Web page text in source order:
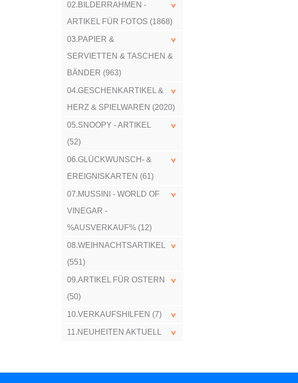
02.BILDERRAHMEN -
ARTIKEL FÜR FOTOS (1868)
03.PAPIER &
SERVIETTEN & TASCHEN &
BÄNDER (963)
04.GESCHENKARTIKEL &
HERZ & SPIELWAREN (2020)
05.SNOOPY - ARTIKEL
(52)
06.GLÜCKWUNSCH- &
EREIGNISKARTEN (61)
07.MUSSINI - WORLD OF
VINEGAR -
%AUSVERKAUF% (12)
08.WEIHNACHTSARTIKEL
(551)
09.ARTIKEL FÜR OSTERN
(50)
10.VERKAUFSHILFEN (7)
11.NEUHEITEN AKTUELL